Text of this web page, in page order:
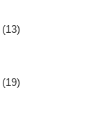
(13)
(19)